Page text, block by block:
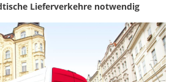
Lieferverkehre notwendig